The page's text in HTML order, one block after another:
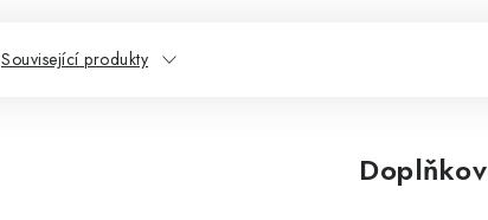
Související produkty